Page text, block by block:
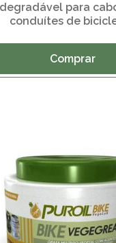
para
conduítes de
Comprar